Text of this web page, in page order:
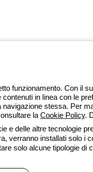
Credits
coordinamento di
funzionamento. Con il
in linea con le
stessa. Per
la Cookie Policy.
e delle altre tecnologie
verranno installati solo i
solo alcune tipologie di